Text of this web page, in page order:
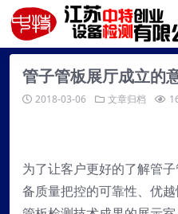
管子管板展厅成立的
2018-03-06 文章归档
为了让客户更好的了解管
备质量把控的可靠性、优